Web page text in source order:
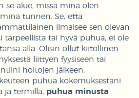
se alue, missä minä olen
tunnen. Se, että
ilmaisee sen olevan
tarpeellista tai hyvä puhua, ei ole
alla. Olisin ollut kiitollinen
liittyen fyysiseen tai
hoitojen jälkeen.
puhua kokemuksestani
ja termillä, puhua minusta